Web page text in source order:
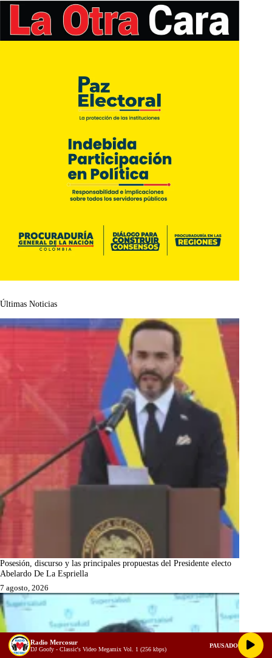
Últimas Noticias
Posesión, discurso y las principales propuestas del Presidente electo
Abelardo De La Espriella
7 agosto, 2026
Radio Mercosur
DJ Goofy - Classic's Video Megamix Vol. 1 (256 kbps)
PAUSADO